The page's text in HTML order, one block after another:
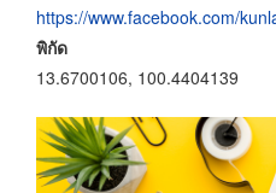
https://www.facebook.com/
พิกัด
13.6700106, 100.4404139